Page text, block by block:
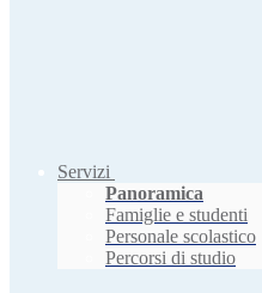
Servizi
Panoramica
Famiglie e studenti
Personale scolastico
Percorsi di studio